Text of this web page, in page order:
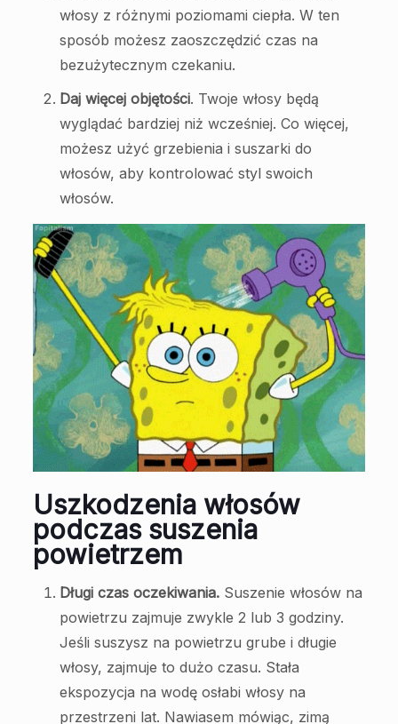
włosy z różnymi poziomami ciepła. W ten
sposób możesz zaoszczędzić czas na
bezużytecznym czekaniu.
Daj więcej objętości. Twoje włosy będą
wyglądać bardziej niż wcześniej. Co więcej,
możesz użyć grzebienia i suszarki do
włosów, aby kontrolować styl swoich
włosów.
Uszkodzenia włosów
podczas suszenia
powietrzem
Długi czas oczekiwania.Suszenie włosów na
powietrzu zajmuje zwykle 2 lub 3 godziny.
Jeśli suszysz na powietrzu grube i długie
włosy, zajmuje to dużo czasu. Stała
ekspozycja na wodę osłabi włosy na
przestrzeni lat. Nawiasem mówiąc, zimą